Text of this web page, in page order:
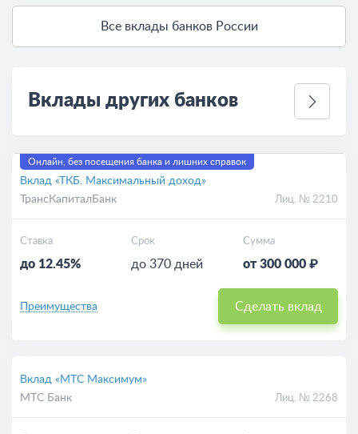
Все вклады банков России
Вклады других банков
Онлайн, без посещения банка и лишних справок
Вклад «ТКБ. Максимальный доход»
ТрансКапиталБанк
Лиц. № 2210
Ставка
до 12.45%
Срок
до 370 дней
Сумма
от 300 000 ₽
Преимущества Сделать вклад
Вклад «МТС Максимум»
МТС Банк
Лиц. № 2268